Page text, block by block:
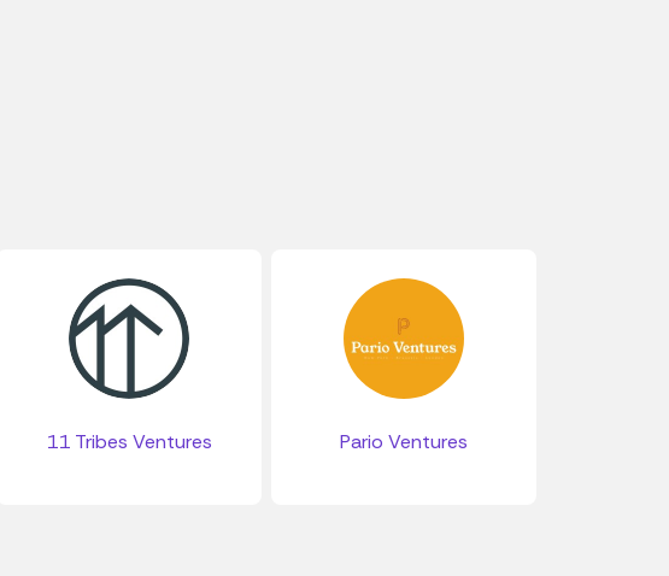
11 Tribes Ventures Pario Ventures